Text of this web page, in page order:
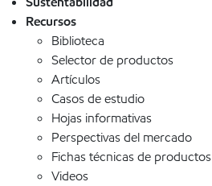
Recursos
Biblioteca
Selector de productos
Artículos
Casos de estudio
Hojas informativas
Perspectivas del mercado
Fichas técnicas de productos
Videos